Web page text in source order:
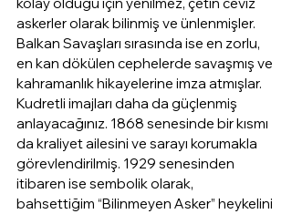
askerler olarak bilinmiş ve ünlenmişler.
Balkan Savaşları sırasında ise en zorlu,
en kan dökülen cephelerde savaşmış ve
kahramanlık hikayelerine imza atmışlar.
Kudretli imajları daha da güçlenmiş
anlayacağınız. 1868 senesinde bir kısmı
da kraliyet ailesini ve sarayı korumakla
görevlendirilmiş. 1929 senesinden
itibaren ise sembolik olarak,
bahsettiğim “Bilinmeyen Asker” heykelini